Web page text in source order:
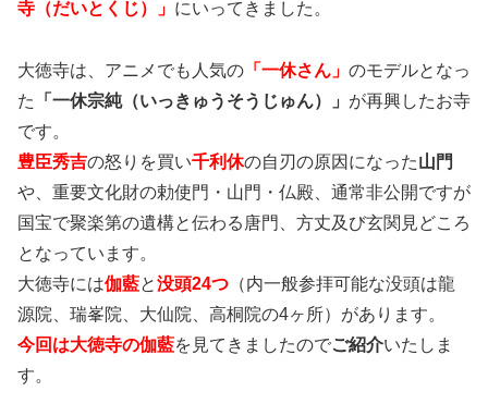
寺（だいとくじ）」 にいってきました。
大徳寺は、アニメでも人気の 「一休さん」 のモデルとなっ
た
「一休宗純（いっきゅうそうじゅん）」 が再興したお寺
です。
豊臣秀吉の怒りを買い千利休の自刃の原因になった山門
や、重要文化財の勅使門・山門・仏殿、通常非公開ですが
国宝で聚楽第の遺構と伝わる唐門、方丈及び玄関見どころ
となっています。
大徳寺には伽藍と没頭24つ （内一般参拝可能な没頭は龍
源院、瑞峯院、大仙院、高桐院の4ヶ所）があります。
今回は大徳寺の伽藍を見てきましたのでご紹介いたしま
す。